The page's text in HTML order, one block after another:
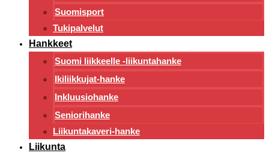
Suomisport
Tukipalvelut
Hankkeet
Suomi liikkeelle -liikuntahanke
Ikiliikkujat-hanke
Inkluusiohanke
Seniorihanke
Liikuntakaveri-hanke
Liikunta